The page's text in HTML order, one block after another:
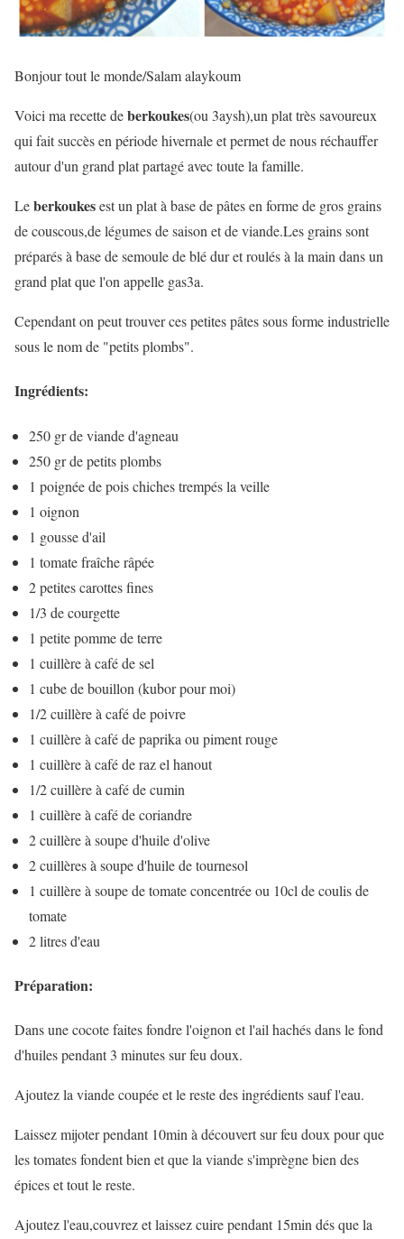
Bonjour tout le monde/Salam alaykoum
Voici ma recette deberkoukes(ou 3aysh),un plat très savoureux
qui fait succès en période hivernale et permet de nous réchauffer
autour d'un grand plat partagé avec toute la famille.
Leberkoukesest un plat à base de pâtes en forme de gros grains
de couscous,de légumes de saison et de viande.Les grains sont
préparés à base de semoule de blé dur et roulés à la main dans un
grand plat que l'on appelle gas3a.
Cependant on peut trouver ces petites pâtes sous forme industrielle
sous le nom de "petits plombs".
Ingrédients:
250 gr de viande d'agneau
250 gr de petits plombs
1 poignée de pois chiches trempés la veille
1 oignon
1 gousse d'ail
1 tomate fraîche râpée
2 petites carottes fines
1/3 de courgette
1 petite pomme de terre
1 cuillère à café de sel
1 cube de bouillon (kubor pour moi)
1/2 cuillère à café de poivre
1 cuillère à café de paprika ou piment rouge
1 cuillère à café de raz el hanout
1/2 cuillère à café de cumin
1 cuillère à café de coriandre
2 cuillère à soupe d'huile d'olive
2 cuillères à soupe d'huile de tournesol
1 cuillère à soupe de tomate concentrée ou 10cl de coulis de
tomate
2 litres d'eau
Préparation:
Dans une cocote faites fondre l'oignon et l'ail hachés dans le fond
d'huiles pendant 3 minutes sur feu doux.
Ajoutez la viande coupée et le reste des ingrédients sauf l'eau.
Laissez mijoter pendant 10min à découvert sur feu doux pour que
les tomates fondent bien et que la viande s'imprègne bien des
épices et tout le reste.
Ajoutez l'eau,couvrez et laissez cuire pendant 15min dés que la